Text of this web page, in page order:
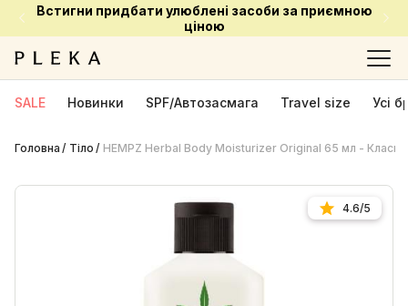
Встигни придбати улюблені засоби за приємною
ціною
SALE Новинки SPF/Автозасмага Travel size Усі
Головна Тіло HEMPZ Herbal Body Moisturizer Original 65 мл -
4.6/5